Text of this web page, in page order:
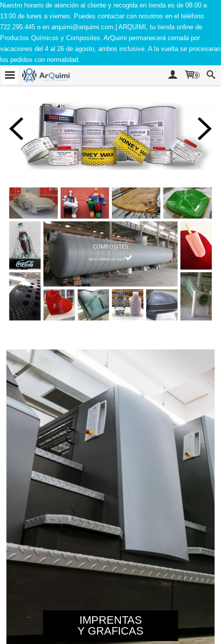
Nuestro horario de atención al cliente y recogida en tienda es de 08:00 a
13:00 de lunes a viernes. Puedes contactar con nosotros en el teléfono
722.295.445 o en arquimi@arquimi.com.| ARQUIMI, tu tienda online de
Productos Químicos y Composites. ArQuimi permanecerá cerrada por
vacaciones del 4 al 26 de agosto, ambos inclusive. A la vuelta se procesaran
los pedidos con normalidad.
0
COMPOSITES
DESCÚBRELOS AQUÍ
IMPRENTAS
Y GRAFICAS